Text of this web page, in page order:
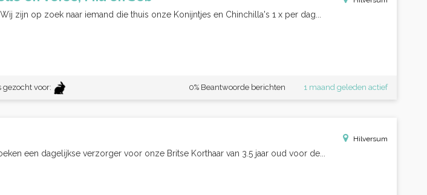
zijn op zoek naar iemand die thuis onze Konijntjes en Chinchilla's 1 x per dag...
gezocht voor: 1 maand geleden actief
0% Beantwoorde berichten
Hilversum
een dagelijkse verzorger voor onze Britse Korthaar van 3.5 jaar oud voor de...